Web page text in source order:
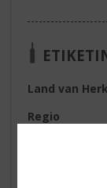
Land van
Regio